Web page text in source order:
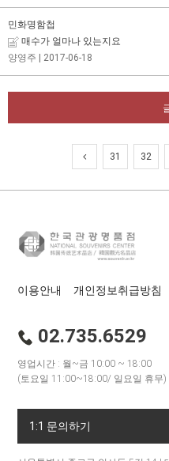
민화명함첩
매수가 얼마나 있는지요
양영주
| 2017-06-18
31 32
이용안내 개인정보취급방침
02.735.6529
영업시간 : 월~금 10:00 ~ 18:00
(토요일 11:00~18:00/ 일요일 휴무)
1:1 문의하기